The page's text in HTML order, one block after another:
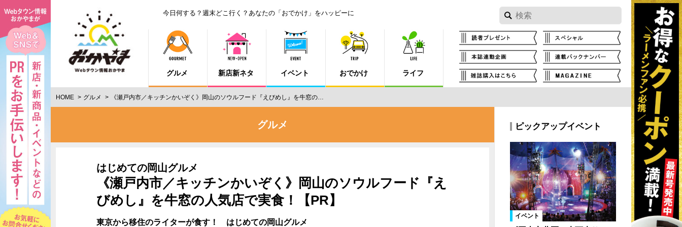
今日何する？週末どこ行く？あなたの「おでかけ」をハッピーに
グルメ 新店新ネタ イベント おでかけ ライフ
HOME グルメ 《瀬戸内市／キッチンかいぞく》岡山のソウルフード『えびめし』を牛窓の…
グルメ
はじめての岡山グルメ
《瀬戸内市／キッチンかいぞく》岡山のソウルフード『え
びめし』を牛窓の人気店で実食！【PR】
東京から移住のライターが食す！ はじめての岡山グルメ
ピックアップイベント
イベント